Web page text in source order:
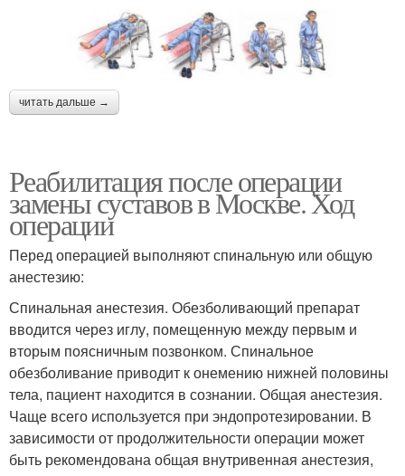
читать дальше →
Реабилитация после операции
замены суставов в Москве. Ход
операции
Перед операцией выполняют спинальную или общую
анестезию:
Спинальная анестезия. Обезболивающий препарат
вводится через иглу, помещенную между первым и
вторым поясничным позвонком. Спинальное
обезболивание приводит к онемению нижней половины
тела, пациент находится в сознании. Общая анестезия.
Чаще всего используется при эндопротезировании. В
зависимости от продолжительности операции может
быть рекомендована общая внутривенная анестезия,